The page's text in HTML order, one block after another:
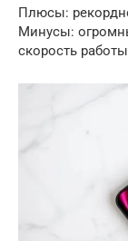
Плюсы:
Минусы:
скорость